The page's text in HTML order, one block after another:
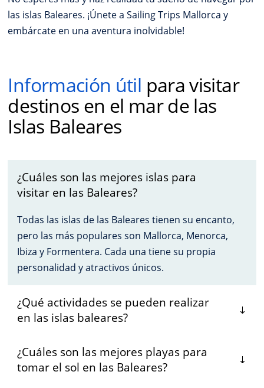
las islas Baleares. ¡Únete a Sailing Trips Mallorca y
embárcate en una aventura inolvidable!
Información útil para visitar
destinos en el mar de las
Islas Baleares
¿Cuáles son las mejores islas para
visitar en las Baleares?
Todas las islas de las Baleares tienen su encanto,
pero las más populares son Mallorca, Menorca,
Ibiza y Formentera. Cada una tiene su propia
personalidad y atractivos únicos.
¿Qué actividades se pueden realizar
en las islas baleares?
¿Cuáles son las mejores playas para
tomar el sol en las Baleares?